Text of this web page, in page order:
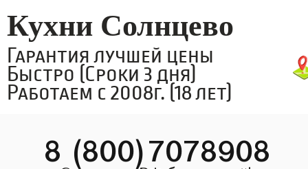
Кухни Солнцево
Гарантия лучшей цены
Быстро (Сроки 3 дня)
Работаем с 2008г. (18 лет)
8 (800)7078908